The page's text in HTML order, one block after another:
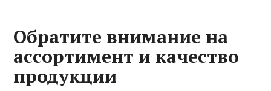
Обратите внимание на
ассортимент и качество
продукции